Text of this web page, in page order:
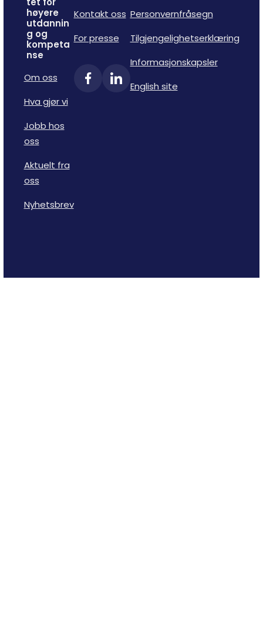
høyere
utdannin
g og
kompeta
nse
Om oss
Hva gjør vi
Jobb hos
oss
Aktuelt fra
oss
Nyhetsbrev
Kontakt oss
For presse
Personvernfråsegn
Tilgjengelighetserklæring
Informasjonskapsler
English site